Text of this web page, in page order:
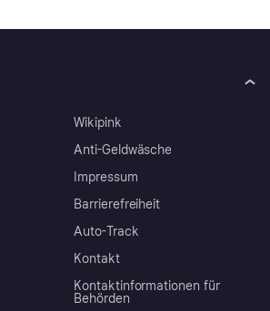
Wikipink
Anti-Geldwäsche
Impressum
Barrierefreiheit
Auto-Track
Kontakt
Kontaktinformationen für
Behörden